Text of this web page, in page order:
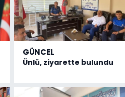
GÜNCEL
Ünlü, ziyarette bulundu